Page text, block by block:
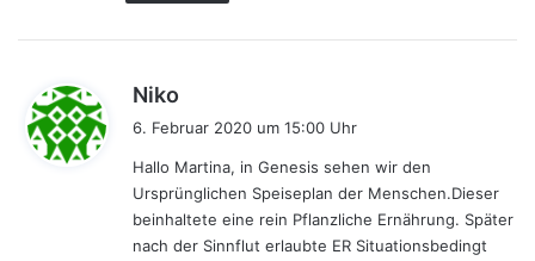
Niko
t
:
6. Februar 2020 um 15:00 Uhr
Hallo Martina, in Genesis sehen wir den
Ursprünglichen Speiseplan der Menschen.Dieser
beinhaltete eine rein Pflanzliche Ernährung. Später
nach der Sinnflut erlaubte ER Situationsbedingt